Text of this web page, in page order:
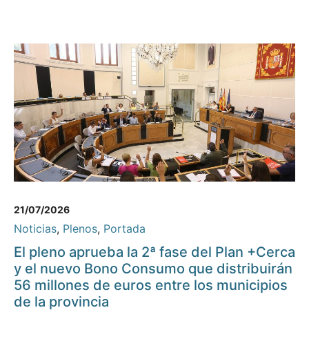
21/07/2026
Noticias, Plenos, Portada
El pleno aprueba la 2ª fase del Plan +Cerca
y el nuevo Bono Consumo que distribuirán
56 millones de euros entre los municipios
de la provincia